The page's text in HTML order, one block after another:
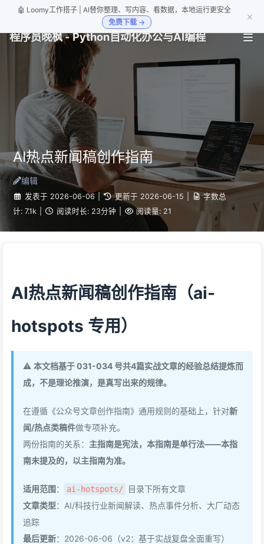
🤖 Loomy工作搭子 | AI替你整理、写内容、看数据，本地运行更安全
免费下载 →
×
程序员晚枫 - Python自动化办公与AI编程
AI热点新闻稿创作指南
编辑
发表于 2026-06-06 更新于 2026-06-15
字数总
计: 7.1k 阅读时长: 23分钟 阅读量: 21
AI热点新闻稿创作指南（ai-
hotspots 专用）
⚠️ 本文档基于 031-034 号共4篇实战文章的经验总结提炼而
成，不是理论推演，是真写出来的规律。
在遵循《公众号文章创作指南》通用规则的基础上，针对新
闻/热点类稿件做专项补充。
两份指南的关系： 主指南是宪法，本指南是单行法——本指
南未提及的，以主指南为准。
适用范围： ai-hotspots/
目录下所有文章
文章类型：AI/科技行业新闻解读、热点事件分析、大厂动态
追踪
最后更新：2026-06-06（v2：基于实战复盘全面重写）